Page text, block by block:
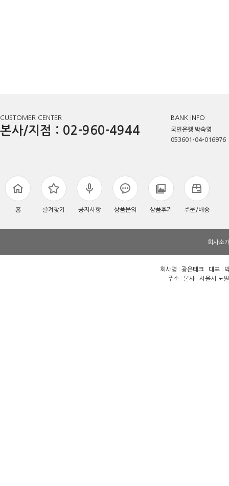
CUSTOMER CENTER
본사/지점 : 02-960-4944
BANK INFO
국민은행 박숙영
053601-04-016976
홈 즐겨찾기 공지사항 상품문의 상품후기 주문/배송
회사소
회사명 : 광은테크 대표 :
주소 : 본사 : 서울시